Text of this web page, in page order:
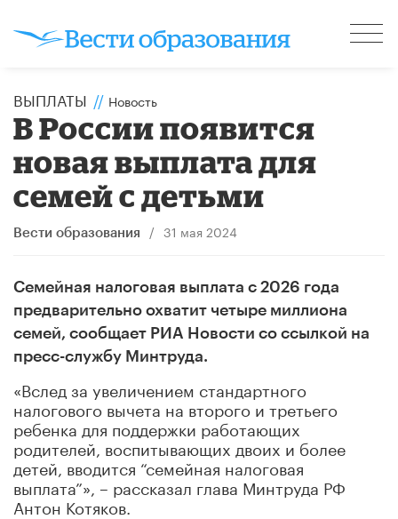
ВЫПЛАТЫ // Новость
В России появится
новая выплата для
семей с детьми
Вести образования / 31 мая 2024
Семейная налоговая выплата с 2026 года
предварительно охватит четыре миллиона
семей, сообщает РИА Новости со ссылкой на
пресс-службу Минтруда.
«Вслед за увеличением стандартного
налогового вычета на второго и третьего
ребенка для поддержки работающих
родителей, воспитывающих двоих и более
детей, вводится “семейная налоговая
выплата”», – рассказал глава Минтруда РФ
Антон Котяков.